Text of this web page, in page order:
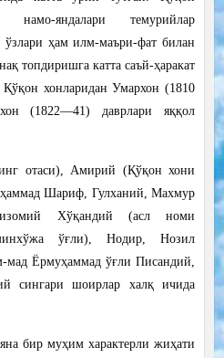
намо-яндалари темурийлар
ўзлари ҳам илм-маъри-фат билан
топдиришга катта саъй-ҳаракат
хонларидан Умархон (1810
(1822—41) даврлари яққол
отаси), Амирий (Қўқон хони
Шариф, Гулханий, Махмур
Хўқандий (асл номи
ўғли), Нодир, Нозил
мад Ёрмуҳаммад ўғли Писандий,
сингари шоирлар халқ ичида
бир муҳим характерли жиҳати